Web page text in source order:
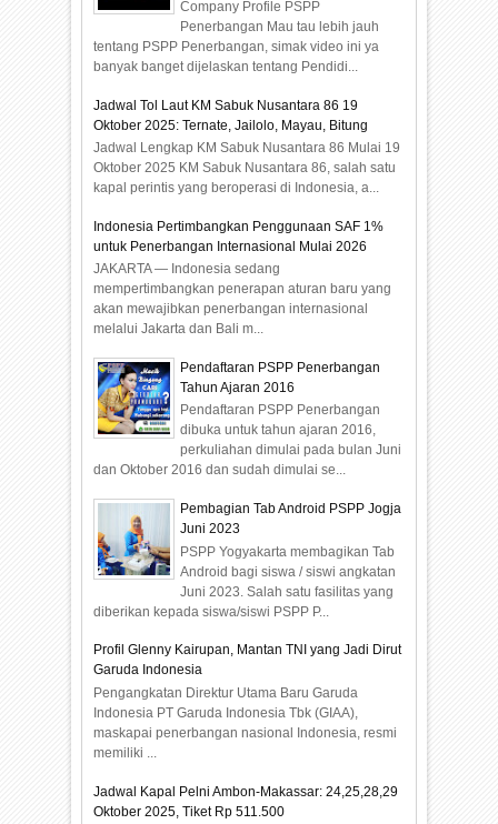
Company Profile PSPP
Penerbangan Mau tau lebih jauh
tentang PSPP Penerbangan, simak video ini ya
banyak banget dijelaskan tentang Pendidi...
Jadwal Tol Laut KM Sabuk Nusantara 86 19
Oktober 2025: Ternate, Jailolo, Mayau, Bitung
Jadwal Lengkap KM Sabuk Nusantara 86 Mulai 19
Oktober 2025 KM Sabuk Nusantara 86, salah satu
kapal perintis yang beroperasi di Indonesia, a...
Indonesia Pertimbangkan Penggunaan SAF 1%
untuk Penerbangan Internasional Mulai 2026
JAKARTA — Indonesia sedang
mempertimbangkan penerapan aturan baru yang
akan mewajibkan penerbangan internasional
melalui Jakarta dan Bali m...
Pendaftaran PSPP Penerbangan
Tahun Ajaran 2016
Pendaftaran PSPP Penerbangan
dibuka untuk tahun ajaran 2016,
perkuliahan dimulai pada bulan Juni
dan Oktober 2016 dan sudah dimulai se...
Pembagian Tab Android PSPP Jogja
Juni 2023
PSPP Yogyakarta membagikan Tab
Android bagi siswa / siswi angkatan
Juni 2023. Salah satu fasilitas yang
diberikan kepada siswa/siswi PSPP P...
Profil Glenny Kairupan, Mantan TNI yang Jadi Dirut
Garuda Indonesia
Pengangkatan Direktur Utama Baru Garuda
Indonesia PT Garuda Indonesia Tbk (GIAA),
maskapai penerbangan nasional Indonesia, resmi
memiliki ...
Jadwal Kapal Pelni Ambon-Makassar: 24,25,28,29
Oktober 2025, Tiket Rp 511.500